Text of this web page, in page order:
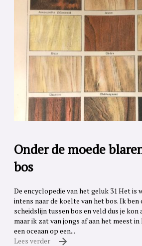
Onder de moede
bos
De encyclopedie van het geluk 31 Het is
intens naar de koelte van het bos. Ik ben
scheidslijn tussen bos en veld dus je
maar ik zat van jongs af aan het meest in
een oceaan op een...
Lees verder